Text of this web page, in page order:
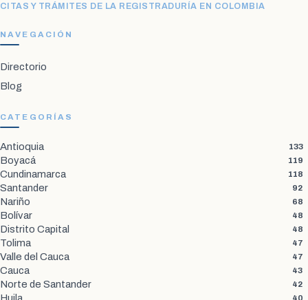
CITAS Y TRÁMITES DE LA REGISTRADURÍA EN COLOMBIA
NAVEGACIÓN
Directorio
Blog
CATEGORÍAS
Antioquia 133
Boyacá 119
Cundinamarca 118
Santander 92
Nariño 68
Bolívar 48
Distrito Capital 48
Tolima 47
Valle del Cauca 47
Cauca 43
Norte de Santander 42
40